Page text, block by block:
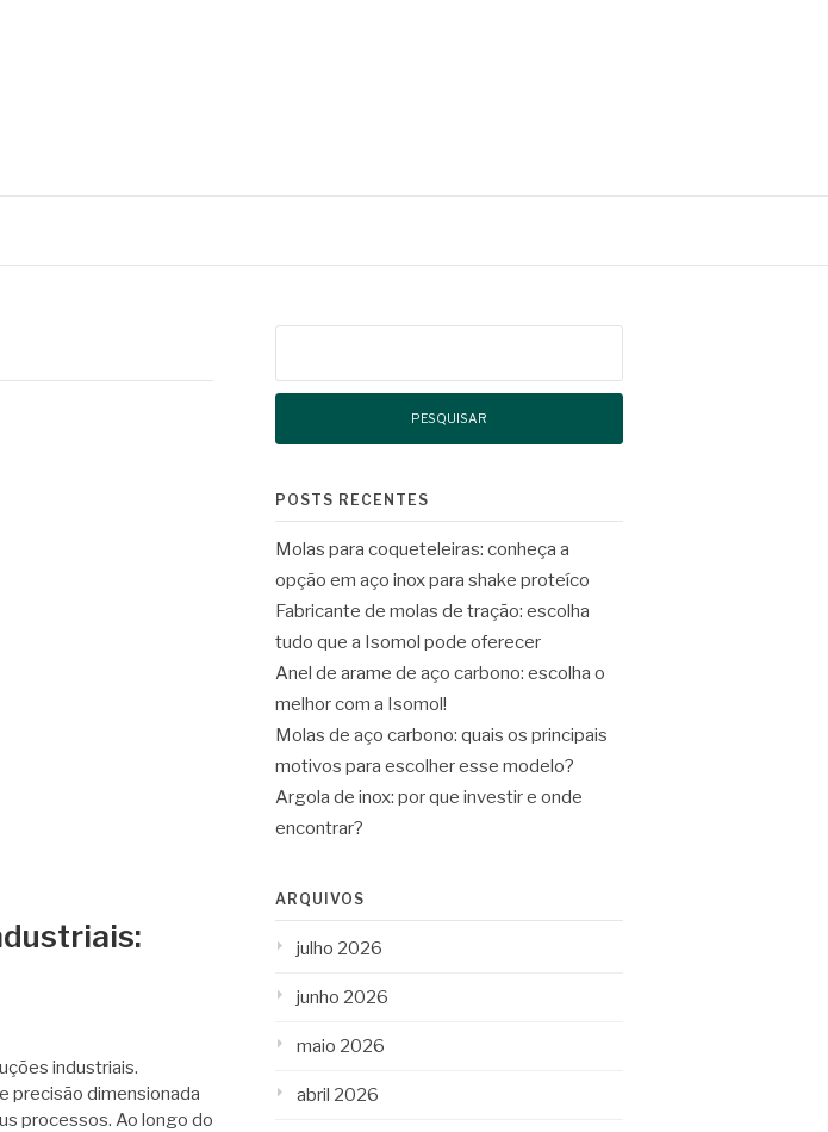
industriais.
precisão dimensionada
processos. Ao longo do
POSTS RECENTES
Molas para coqueteleiras: conheça a
opção em aço inox para shake proteíco
Fabricante de molas de tração: escolha
tudo que a Isomol pode oferecer
Anel de arame de aço carbono: escolha o
melhor com a Isomol!
Molas de aço carbono: quais os principais
motivos para escolher esse modelo?
Argola de inox: por que investir e onde
encontrar?
ARQUIVOS
julho 2026
junho 2026
maio 2026
abril 2026